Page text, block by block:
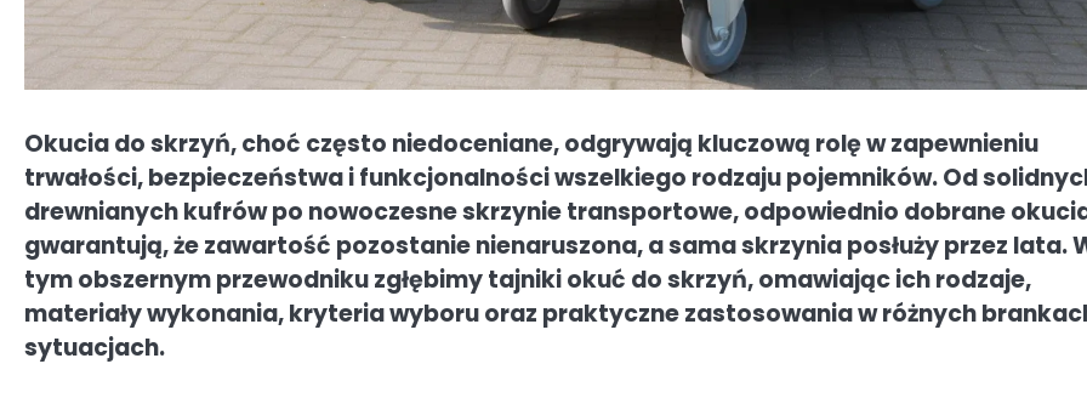
Okucia do skrzyń, choć często niedoceniane, odgrywają kluczową rolę w zapewnieniu
trwałości, bezpieczeństwa i funkcjonalności wszelkiego rodzaju pojemników. Od
drewnianych kufrów po nowoczesne skrzynie transportowe, odpowiednio dobrane
gwarantują, że zawartość pozostanie nienaruszona, a sama skrzynia posłuży przez lata.
tym obszernym przewodniku zgłębimy tajniki okuć do skrzyń, omawiając ich rodzaje,
materiały wykonania, kryteria wyboru oraz praktyczne zastosowania w różnych
sytuacjach.